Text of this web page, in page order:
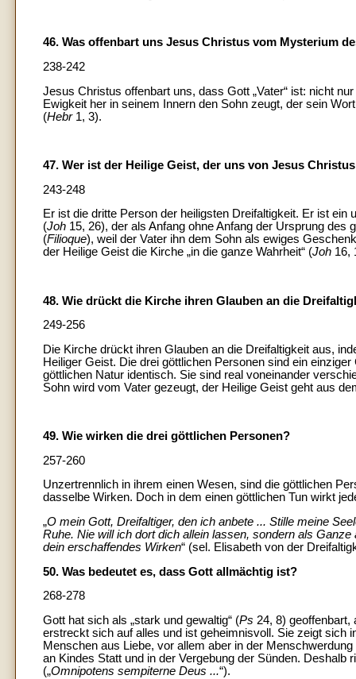
46. Was offenbart uns Jesus Christus vom Mysterium
238-242
Jesus Christus offenbart uns, dass Gott „Vater“ ist: nicht
Ewigkeit her in seinem Innern den Sohn zeugt, der sein
(Hebr1, 3).
47. Wer ist der Heilige Geist, der uns von Jesus
243-248
Er ist die dritte Person der heiligsten Dreifaltigkeit. Er ist ein
(Joh 15, 26), der als Anfang ohne Anfang der Ursprung
(Filioque), weil der Vater ihn dem Sohn als ewiges
der Heilige Geist die Kirche „in die ganze Wahrheit“ (Joh 16,
48. Wie drückt die Kirche ihren Glauben an die
249-256
Die Kirche drückt ihren Glauben an die Dreifaltigkeit aus,
Heiliger Geist. Die drei göttlichen Personen sind ein
göttlichen Natur identisch. Sie sind real voneinander
Sohn wird vom Vater gezeugt, der Heilige Geist geht aus
49. Wie wirken die drei göttlichen Personen?
257-260
Unzertrennlich in ihrem einen Wesen, sind die göttlichen
dasselbe Wirken. Doch in dem einen göttlichen Tun wirkt
„O mein Gott, Dreifaltiger, den ich anbete ... Stille meine
Ruhe. Nie will ich dort dich allein lassen, sondern als
dein erschaffendes Wirken“ (sel. Elisabeth von der
50. Was bedeutet es, dass Gott allmächtig ist?
268-278
Gott hat sich als „stark und gewaltig“ (Ps 24, 8) geoffenbart,
erstreckt sich auf alles und ist geheimnisvoll. Sie zeigt sich
Menschen aus Liebe, vor allem aber in der
an Kindes Statt und in der Vergebung der Sünden. Deshalb
(„Omnipotens sempiterne Deus ...“).